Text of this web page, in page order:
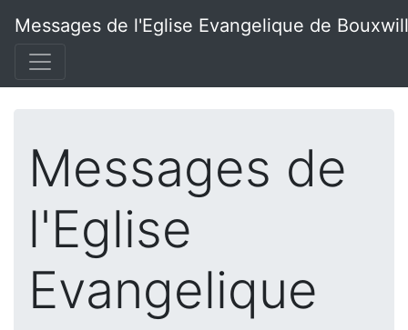
Messages de l'Eglise Evangelique de
Messages de
l'Eglise
Evangelique